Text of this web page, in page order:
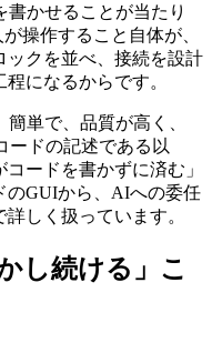
かせることが当たり
操作すること自体が、
ックを並べ、接続を設計
になるからです。
単で、品質が高く、
ードの記述である以
ードを書かずに済む」
のGUIから、AIへの委任
詳しく扱っています。
し続ける」こ